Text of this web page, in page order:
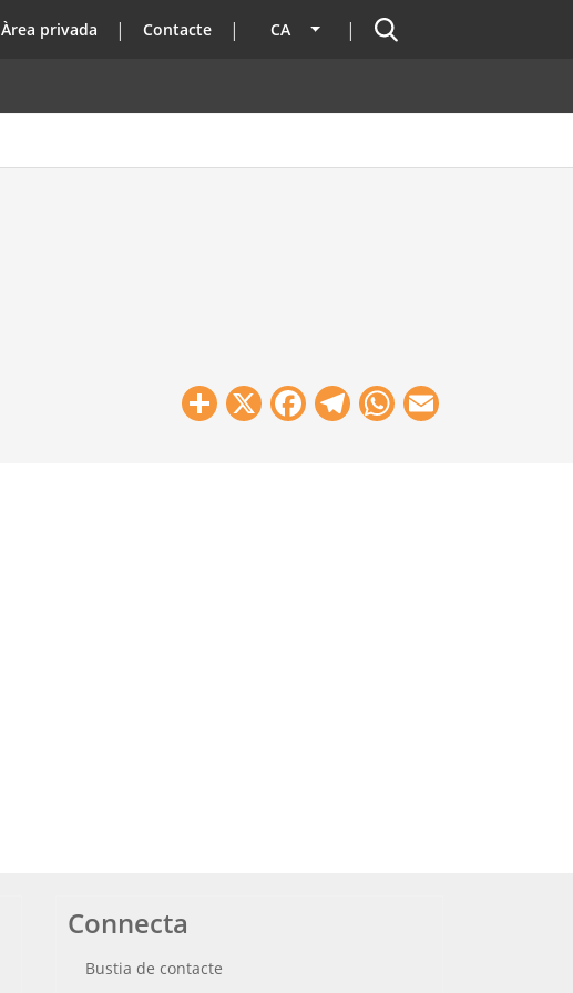
top
Àrea privada Contacte CA Llista les accions addicionals
Cercador
Share
X Facebook
Telegram
WhatsApp
Connecta
Bustia de contacte